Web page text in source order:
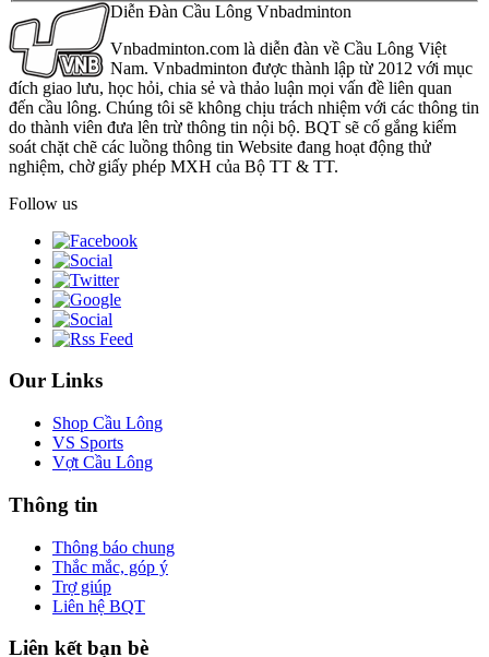
Diễn Đàn Cầu Lông Vnbadminton
Vnbadminton.com là diễn đàn về Cầu Lông Việt
Nam. Vnbadminton được thành lập từ 2012 với mục
đích giao lưu, học hỏi, chia sẻ và thảo luận mọi vấn đề liên quan
đến cầu lông. Chúng tôi sẽ không chịu trách nhiệm với các thông tin
do thành viên đưa lên trừ thông tin nội bộ. BQT sẽ cố gắng kiểm
soát chặt chẽ các luồng thông tin Website đang hoạt động thử
nghiệm, chờ giấy phép MXH của Bộ TT & TT.
Follow us
Our Links
Shop Cầu Lông
VS Sports
Vợt Cầu Lông
Thông tin
Thông báo chung
Thắc mắc, góp ý
Trợ giúp
Liên hệ BQT
Liên kết bạn bè